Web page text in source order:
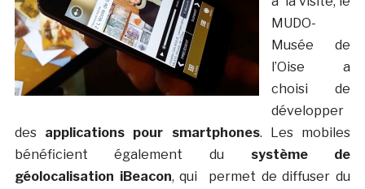
MUDO-
Musée de
l’Oise a
choisi de
développer
des applications pour smartphones. Les mobiles
bénéficient également du système de
géolocalisation iBeacon, qui permet de diffuser du